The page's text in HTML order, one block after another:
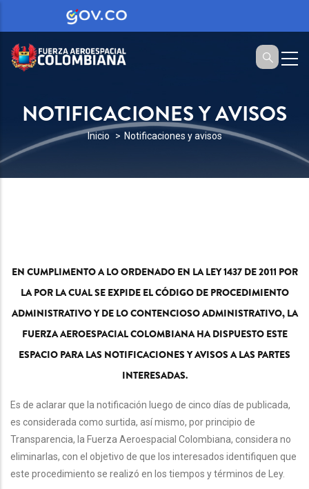
NOTIFICACIONES Y AVISOS
SOBRESCRIBIR
DE
NAVEGACIÓN
Inicio Notificaciones y avisos
EN CUMPLIMENTO A LO ORDENADO EN LA LEY 1437 DE 2011 POR
LA POR LA CUAL SE EXPIDE EL CÓDIGO DE PROCEDIMIENTO
ADMINISTRATIVO Y DE LO CONTENCIOSO ADMINISTRATIVO, LA
FUERZA AEROESPACIAL COLOMBIANA HA DISPUESTO ESTE
ESPACIO PARA LAS NOTIFICACIONES Y AVISOS A LAS PARTES
INTERESADAS.
Es de aclarar que la notificación luego de cinco días de publicada,
es considerada como surtida, así mismo, por principio de
Transparencia, la Fuerza Aeroespacial Colombiana, considera no
eliminarlas, con el objetivo de que los interesados identifiquen que
este procedimiento se realizó en los tiempos y términos de Ley.